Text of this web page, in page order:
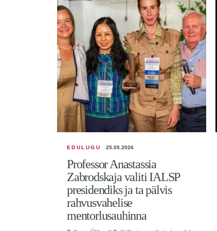
EDULUGU 25.05.2026
Professor Anastassia
Zabrodskaja valiti IALSP
presidendiks ja ta pälvis
rahvusvahelise
mentorlusauhinna